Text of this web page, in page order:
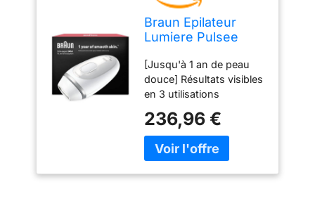
Braun Epilateur
Lumiere Pulsee
PL1100 Au Design
Compact, Epilation
Semi-Définitive,
Alternative Au Laser
Facile A Emporter,
Capteur De Peau
Pour Epiler
Doucement Le
[Jusqu'à 1 an de peau
douce] Résultats visibles
en 3 utilisations
programme, les résultats
peuvent varier selon les
individus). Si facile à
236,96 €